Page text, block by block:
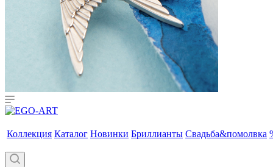
Коллекция Каталог Новинки Бриллианты Свадьба&помолвка